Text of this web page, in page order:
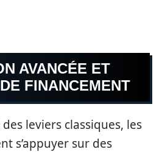
AVANCÉE ET
FINANCEMENT
leviers classiques, les
s’appuyer sur des